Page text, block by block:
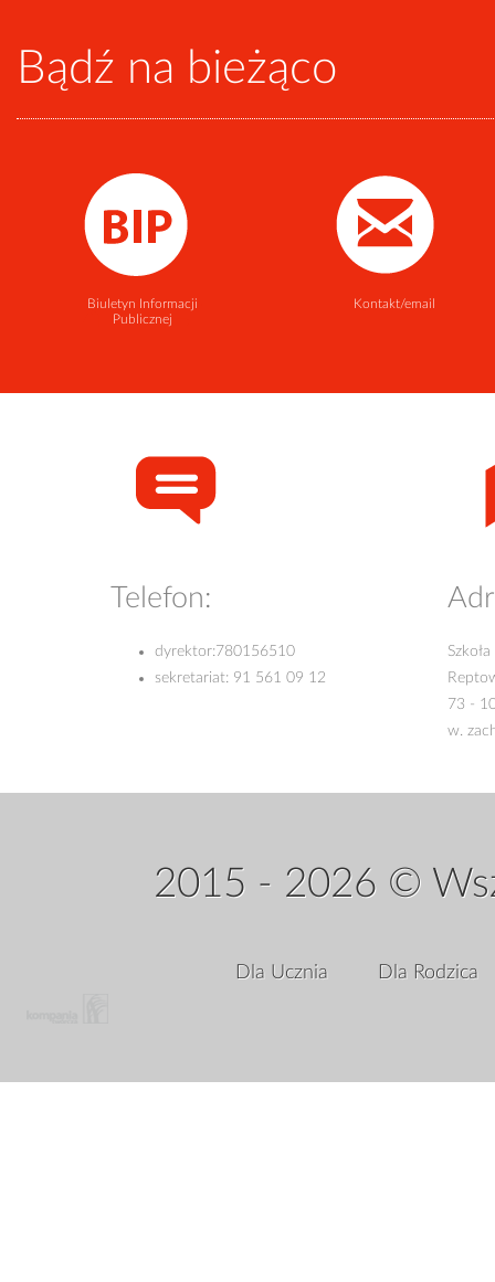
Bądź na bieżąco
Biuletyn Informacji
Publicznej
Kontakt/email
Telefon:
dyrektor:780156510
sekretariat: 91 561 09 12
73 -
w.
2015 - 2026 ©
Dla Ucznia Dla Rodzica